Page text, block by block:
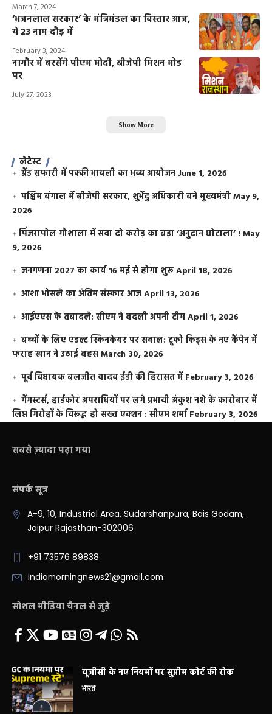
March 7, 2024
‘भजनलाल सरकार’ के मंत्रिमंडल का विस्तार आज,
ये 23 नाम दौड़ में
February 3, 2024
नागौर में बरसेंगे पीएम मोदी, बीजेपी मिशन मोड
पर
July 27, 2023
Show More
लेटेस्ट
ग्रैंड सफारी में पक्की भायली का भव्य आयोजन June 1, 2026
पश्चिम बंगाल में बीजेपी सरकार, शुभेंदु अधिकारी बने मुख्यमंत्रीMay 9,
2026
​पिंजरापोल गौशाला में सवा दो करोड़ का बड़ा ‘अनुदान घोटाला’ !May
9, 2026
जनगणना 2027 का कार्य 16 मई से होगा शुरूApril 18, 2026
आशा भोसले का अंतिम संस्कार आजApril 13, 2026
आईएएस के तबादले: सीएम ने बदली अपनी टीमApril 1, 2026
बच्चों के लिए एडल्ट स्किनकेयर पर सवाल: टूको किड्स के नए कैंपेन में
फराह खान ने उठाई बहसMarch 30, 2026
पूर्व विधायक बलजीत यादव ईडी की हिरासत में February 3, 2026
गैंगस्टर्स, हार्डकोर अपराधियों पर लगे प्रभावी अंकुश नशे के कारोबार में
लिप्त गिरोहों के विरूद्ध हो सख्त एक्शन : सीएम शर्मा February 3, 2026
सबसे ज़्यादा पढ़ा गया
संपर्क सूत्र
A-9, 10, Industrial Area, Sudarshanpura, Bais Godam,
Jaipur Rajasthan-302006
+91 73576 89838
indiamorningnews21@gmail.com
सोशल मीडिया चैनल से जुड़े
यूजीसी के नए नियमों पर सुप्रीम कोर्ट की रोक
भारत